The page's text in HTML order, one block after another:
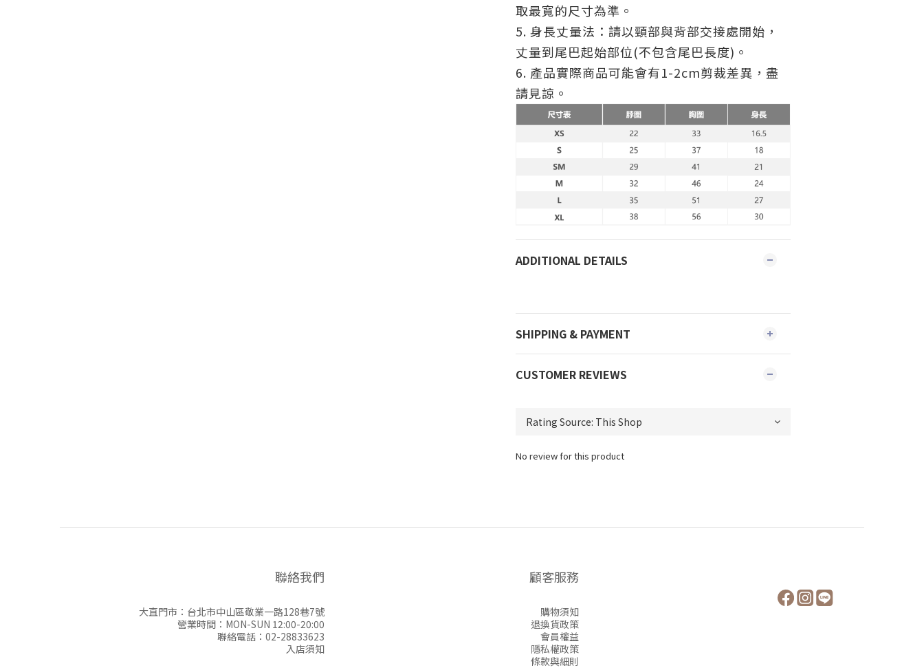
取最寬的尺寸為準。
5. 身長丈量法：請以頸部與背部交接處開始，
丈量到尾巴起始部位(不包含尾巴長度)。
6. 產品實際商品可能會有1-2cm剪裁差異，盡
請見諒。
ADDITIONAL DETAILS
SHIPPING & PAYMENT
CUSTOMER REVIEWS
No review for this product
聯絡我們
大直門市：台北市中山區敬業一路128巷7號
營業時間：MON-SUN 12:00-20:00
聯絡電話：02-28833623
入店須知
顧客服務
購物須知
退換貨政策
會員權益
隱私權政策
條款與細則